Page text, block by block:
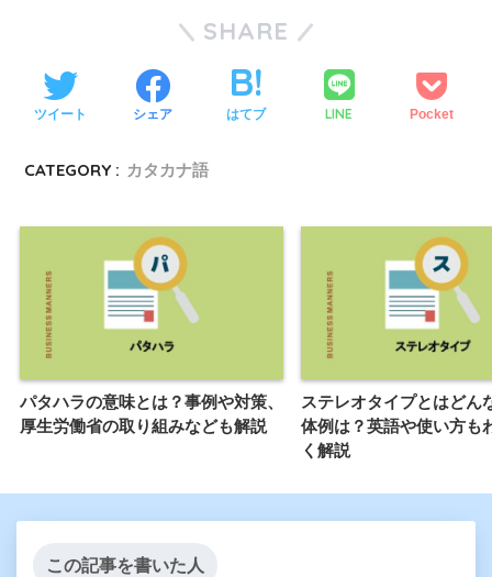
SHARE
ツイート シェア はてブ LINE Pocket
CATEGORY : カタカナ語
パタハラの意味とは？事例や対策、
厚生労働省の取り組みなども解説
ステレオタイプとはどん
体例は？英語や使い方も
く解説
この記事を書いた人